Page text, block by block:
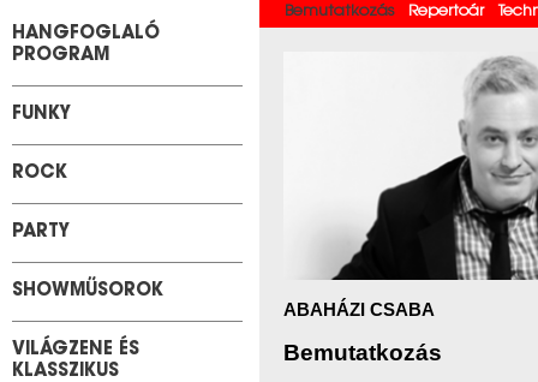
HANGFOGLALÓ
PROGRAM
FUNKY
ROCK
PARTY
SHOWMŰSOROK
VILÁGZENE ÉS
KLASSZIKUS
Bemutatkozás Repertoár
ABAHÁZI CSABA
Bemutatkozás